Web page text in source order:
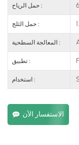
حمل الرياح :
حمل الثلج :
المعالجة السطحية :
تطبيق :
استخدام :
الاستفسار الآن